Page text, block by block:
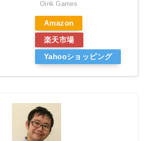
Oink Games
Amazon
楽天市場
Yahooショッピング